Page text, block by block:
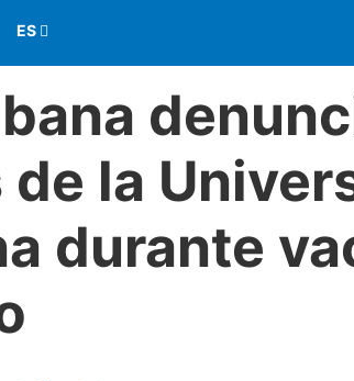
de la
durante